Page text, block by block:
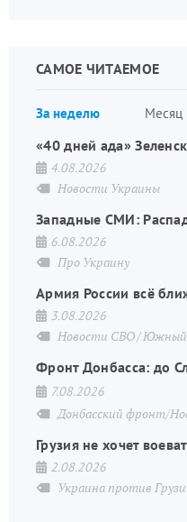
САМОЕ ЧИТАЕМОЕ
За неделю Месяц
«40 дней ада»
4.08.2026
Новости Украины
Западные СМИ:
6.08.2026
Про Украину
Армия России всё
3.08.2026
Новости СВО
Фронт Донбасса: до
7.08.2026
Донбасский фронт/
Грузия не хочет
2.08.2026
Украина против